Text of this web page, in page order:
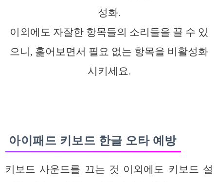
성화.
이외에도 자잘한 항목들의 소리들을 끌 수 있
으니, 훑어보면서 필요 없는 항목을 비활성화
시키세요.
아이패드 키보드 한글 오타 예방
키보드 사운드를 끄는 것 이외에도 키보드 설